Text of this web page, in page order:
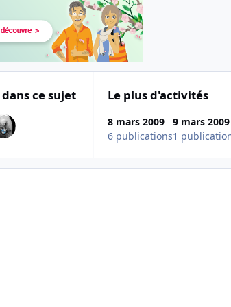
ce sujet Le plus d'activités
8 mars 2009
6 publications
9 mars 2009
1